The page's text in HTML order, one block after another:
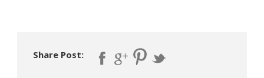
Share Post: